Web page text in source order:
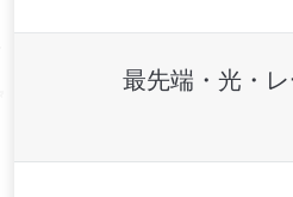
最先端・光・